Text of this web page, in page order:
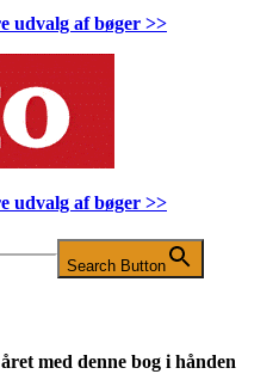
udvalg af bøger >>
udvalg af bøger >>
Search Button
med denne bog i hånden